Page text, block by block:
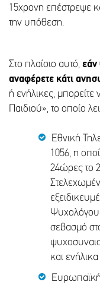
15χρονη επέστρεψε
την υπόθεση.
Στο πλαίσιο αυτό, εάν
αναφέρετε κάτι
ή ενήλικες,
Παιδιού», το οποίο
Εθνική
1056, η
24ώρες το
σεβασμό
και
Ευρωπαϊκή